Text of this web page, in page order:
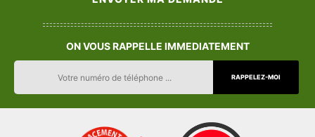
ON VOUS RAPPELLE IMMEDIATEMENT